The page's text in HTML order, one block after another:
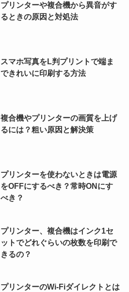
プリンターや複合機から異音がす
るときの原因と対処法
スマホ写真をL判プリントで端ま
できれいに印刷する方法
複合機やプリンターの画質を上げ
るには？粗い原因と解決策
プリンターを使わないときは電源
をOFFにするべき？常時ONにす
べき？
プリンター、複合機はインク1セ
ットでどれぐらいの枚数を印刷で
きるの？
プリンターのWi-Fiダイレクトとは